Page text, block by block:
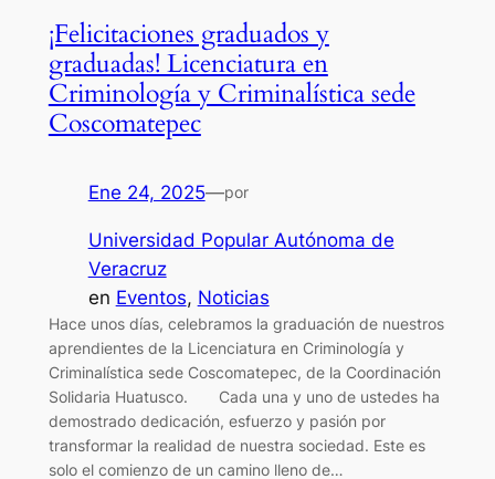
¡Felicitaciones graduados y
graduadas! Licenciatura en
Criminología y Criminalística sede
Coscomatepec
Ene 24, 2025—por
Universidad Popular Autónoma de
Veracruz
en Eventos, Noticias
Hace unos días, celebramos la graduación de nuestros
aprendientes de la Licenciatura en Criminología y
Criminalística sede Coscomatepec, de la Coordinación
Solidaria Huatusco. Cada una y uno de ustedes ha
demostrado dedicación, esfuerzo y pasión por
transformar la realidad de nuestra sociedad. Este es
solo el comienzo de un camino lleno de…